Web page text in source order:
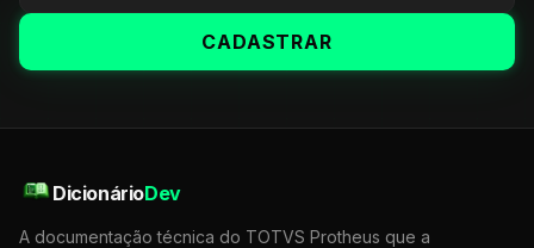
CADASTRAR
DicionárioDev
A documentação técnica do TOTVS Protheus que a